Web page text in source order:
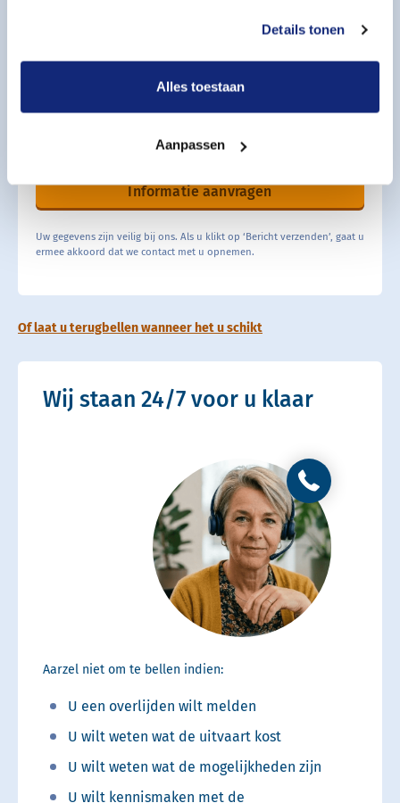
Details tonen
Alles toestaan
Aanpassen
Informatie aanvragen
Uw gegevens zijn veilig bij ons. Als u klikt op ‘Bericht verzenden’, gaat u
ermee akkoord dat we contact met u opnemen.
Of laat u terugbellen wanneer het u schikt
Wij staan 24/7 voor u klaar
Aarzel niet om te bellen indien:
U een overlijden wilt melden
U wilt weten wat de uitvaart kost
U wilt weten wat de mogelijkheden zijn
U wilt kennismaken met de